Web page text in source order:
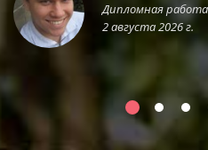
Дипломная
2 августа 2026 г.